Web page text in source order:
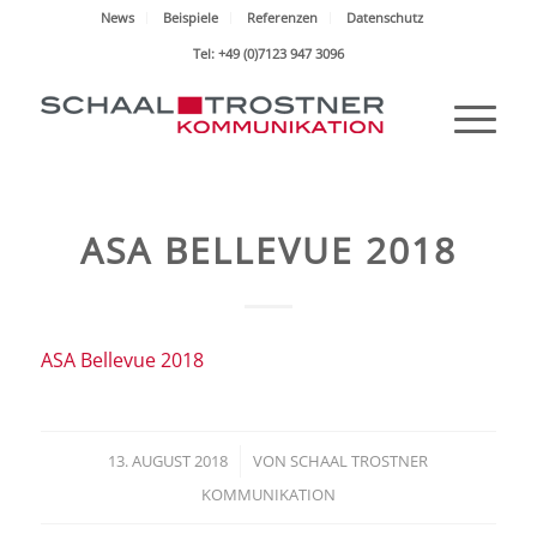
News Beispiele Referenzen
Datenschutz
Tel: +49 (0)7123 947 3096
ASA BELLEVUE 2018
ASA Bellevue 2018
13. AUGUST 2018
/ VON SCHAAL TROSTNER
KOMMUNIKATION